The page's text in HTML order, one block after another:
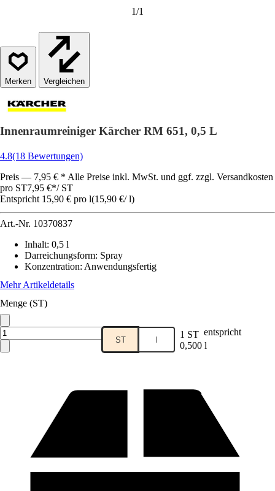
1/1
Vergleichen
Innenraumreiniger Kärcher RM 651, 0,5 L
4.8(18 Bewertungen)
Preis — 7,95 € * Alle Preise inkl. MwSt. und ggf. zzgl. Versandkosten
pro ST7,95 €*/ ST
Entspricht 15,90 € pro l(15,90 €/ l)
Art.-Nr. 10370837
Inhalt: 0,5 l
Darreichungsform: Spray
Konzentration: Anwendungsfertig
Mehr Artikeldetails
Menge (ST)
ST l 1 ST entspricht
0,500 l